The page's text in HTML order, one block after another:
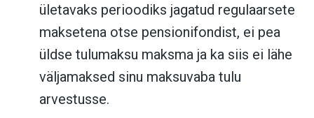
ületavaks perioodiks jagatud regulaarsete
maksetena otse pensionifondist, ei pea
üldse tulumaksu maksma ja ka siis ei lähe
väljamaksed sinu maksuvaba tulu
arvestusse.